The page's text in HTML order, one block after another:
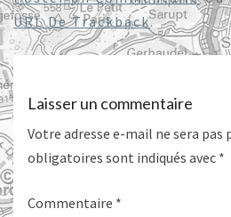
URL De Trackback.
Laisser un commentaire
Votre adresse e-mail ne sera pas
obligatoires sont indiqués avec *
Commentaire *